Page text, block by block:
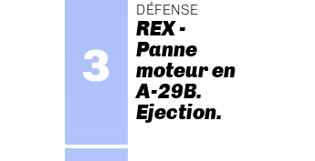
DÉFENSE
REX -
Panne
moteur en
A-29B.
Ejection.